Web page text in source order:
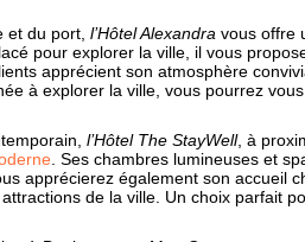
et du port, l’Hôtel Alexandra vous offre
pour explorer la ville, il vous
apprécient son atmosphère
à explorer la ville, vous pourrez
l’Hôtel The StayWell, à
. Ses chambres lumineuses et
apprécierez également son accueil
de la ville. Un choix parfait